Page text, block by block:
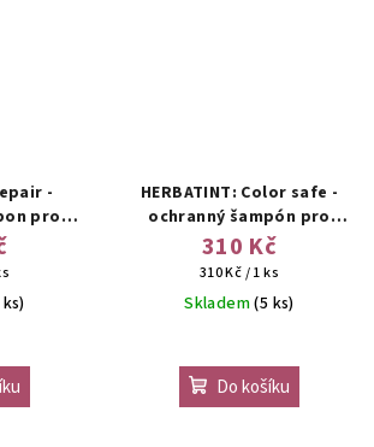
-
pro
HERBATINT: Color safe -
ochranný šampón pro
barvené vlasy
310 Kč
Měrná
cena:
310 Kč / 1 ks
Skladem(5 ks)
Do košíku